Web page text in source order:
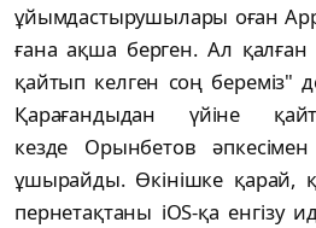
ұйымдастырушылары оған
ғана ақша берген. Ал қалған
қайтып келген соң береміз"
Қарағандыдан үйіне
кезде Орынбетов
ұшырайды. Өкінішке қарай,
пернетақтаны iOS-қа енгізу